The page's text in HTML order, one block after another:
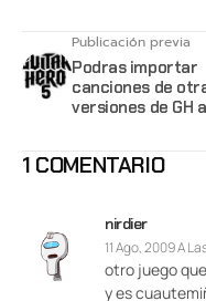
Publicación previa
Podras importar
canciones de
versiones de GH
1 COMENTARIO
nirdier
11 Ago, 2009 A
otro juego
y es